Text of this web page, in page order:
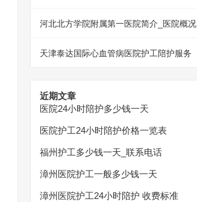
河北北方学院附属第一医院简介_医院概况
天津泰达国际心血管病医院护工陪护服务
近期文章
医院24小时陪护多少钱一天
医院护工24小时陪护价格一览表
福州护工多少钱一天_联系电话
漳州医院护工一般多少钱一天
漳州医院护工24小时陪护 收费标准